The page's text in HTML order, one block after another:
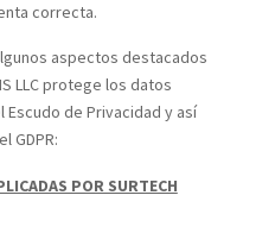
correcta.
aspectos destacados
LLC protege los datos
de Privacidad y así
GDPR:
POR SURTECH